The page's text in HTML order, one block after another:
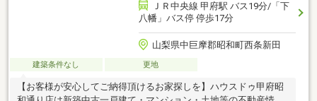
ＪＲ中央線 甲府駅 バス19分/「下
八幡」バス停 停歩17分
山梨県中巨摩郡昭和町西条新田
建築条件なし 更地
【お客様が安心してご納得頂けるお家探しを】ハウスドゥ甲府昭